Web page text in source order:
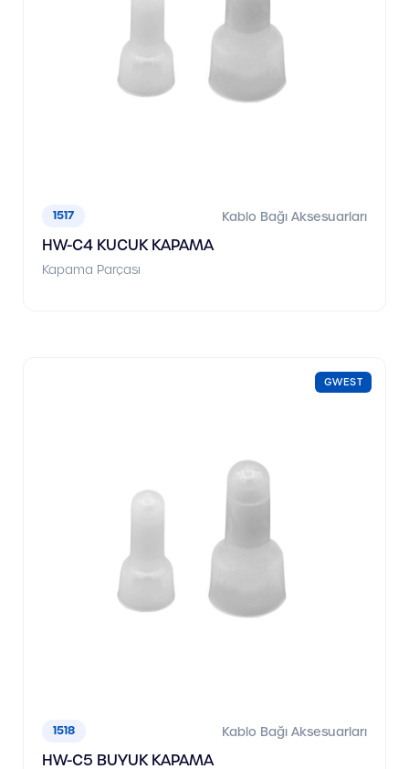
1517 Kablo Bağı Aksesuarları
HW-C4 KUCUK KAPAMA
Kapama Parçası
GWEST
1518 Kablo Bağı Aksesuarları
HW-C5 BUYUK KAPAMA